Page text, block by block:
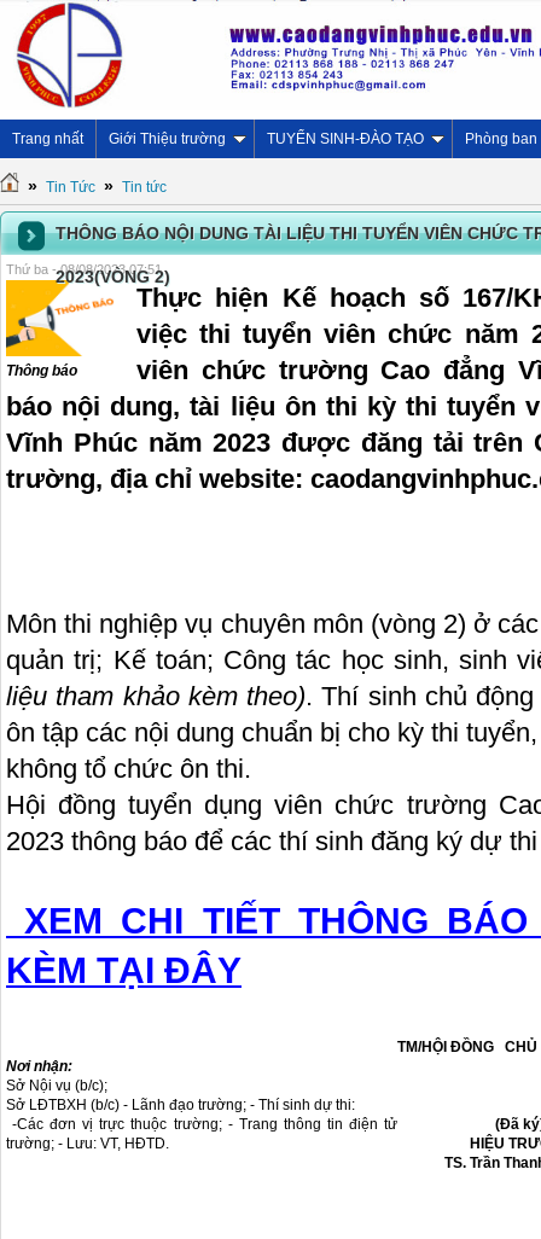
Trang nhất Giới Thiệu trường TUYỂN SINH-ĐÀO TẠO Phòng ban
» Tin Tức » Tin tức
THÔNG BÁO NỘI DUNG TÀI LIỆU THI TUYỂN VIÊN CHỨC
2023(VÒNG 2)
Thứ ba - 08/08/2023 07:51
Thông báo
Thực hiện Kế hoạch số 167/
việc thi tuyển viên chức năm
viên chức trường Cao đẳng
báo nội dung, tài liệu ôn thi kỳ thi tuyển
Vĩnh Phúc năm 2023 được đăng tải trên
trường, địa chỉ website:
Môn thi nghiệp vụ chuyên môn (vòng 2) ở
quản trị; Kế toán; Công tác học sinh, sinh
liệu tham khảo kèm theo). Thí sinh chủ
ôn tập các nội dung chuẩn bị cho kỳ thi
không tổ chức ôn thi.
Hội đồng tuyển dụng viên chức trường
2023 thông báo để các thí sinh đăng ký dự
XEM CHI TIẾT THÔNG
KÈM TẠI ĐÂY
Nơi nhận:
Sở Nội vụ (b/c);
Sở LĐTBXH (b/c) - Lãnh đạo trường; - Thí sinh dự thi:
-Các đơn vị trực thuộc trường; - Trang thông tin điện tử
trường; - Lưu: VT, HĐTD.
TM/HỘI ĐỒNG CHỦ
(Đã
HIỆU
TS. Trần Thanh